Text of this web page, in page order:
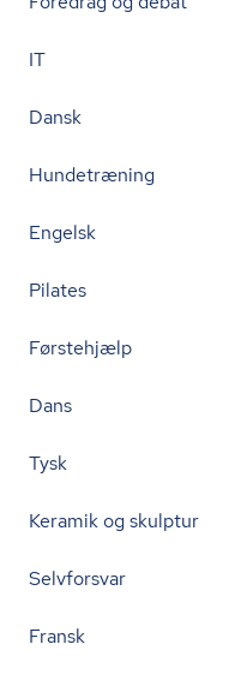
IT
Dansk
Hundetræning
Engelsk
Pilates
Førstehjælp
Dans
Tysk
Keramik og skulptur
Selvforsvar
Fransk